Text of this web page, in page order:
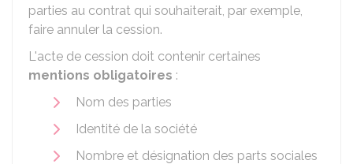
parties au contrat qui souhaiterait, par exemple,
faire annuler la cession.
L'acte de cession doit contenir certaines
mentions obligatoires :
Nom des parties
Identité de la société
Nombre et désignation des parts sociales